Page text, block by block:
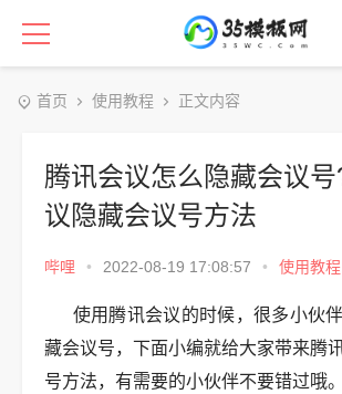
首页 使用教程 正文内容
腾讯会议怎么隐藏会议
议隐藏会议号方法
哔哩 • 2022-08-19 17:08:57 • 使用教程
使用腾讯会议的时候，很多小伙
藏会议号，下面小编就给大家带来腾
号方法，有需要的小伙伴不要错过哦。